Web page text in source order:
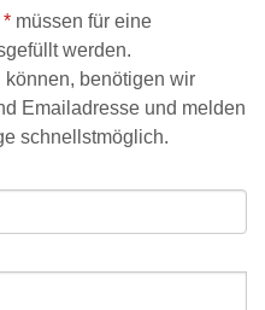
* müssen für eine
werden.
benötigen wir
Emailadresse und melden
schnellstmöglich.